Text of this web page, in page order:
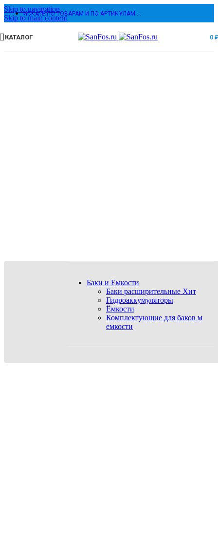
Skip to navigation
Skip to main content
ИСКАТЬ ПО ТОВАРАМ И ПО АРТИКУЛАМ …
КАТАЛОГ 0
Баки и Емкости
Баки расширительные Хит
Гидроаккумуляторы
Ёмкости
Комплектующие для баков м
емкости